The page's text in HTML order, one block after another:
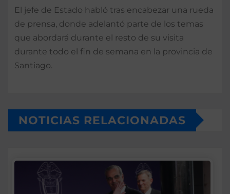
El jefe de Estado habló tras encabezar una rueda
de prensa, donde adelantó parte de los temas
que abordará durante el resto de su visita
durante todo el fin de semana en la provincia de
Santiago.
NOTICIAS RELACIONADAS